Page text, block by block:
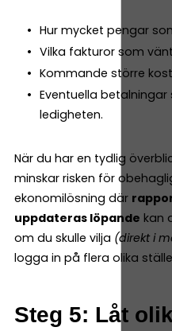
Hur mycket pengar
Vilka fakturor som
Kommande större
Eventuella
ledigheten.
När du har en tydlig
minskar risken för
ekonomilösning där
uppdateras löpande kan
om du skulle vilja (direkt i
logga in på flera olika
Steg 5: Låt